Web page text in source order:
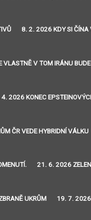
8. 2. 2026 KDY SI ČÍNA
V TOM IRÁNU
2026 KONEC
ČR VEDE HYBRIDNÍ VÁLKU
21. 6. 2026
UKRŮM 19. 7. 2026